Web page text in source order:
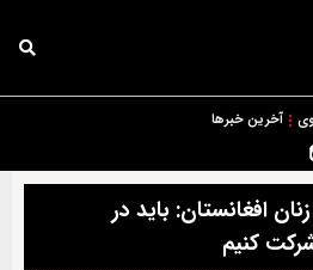
آخرین خبرها
افغانستان: باید در
کنیم